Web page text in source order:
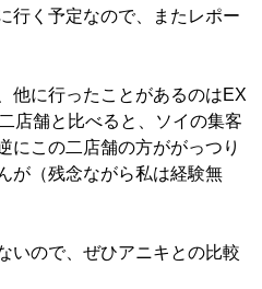
行く予定なので、またレポー
他に行ったことがあるのはEX
店舗と比べると、ソイの集客
にこの二店舗の方ががっつり
が（残念ながら私は経験無
いので、ぜひアニキとの比較